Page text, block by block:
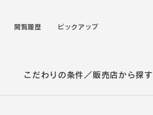
閲覧履歴 ピックアップ
こだわりの条件／販売店から探す